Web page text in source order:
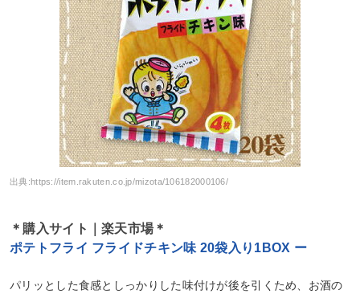
出典:https://item.rakuten.co.jp/mizota/106182000106/
＊購入サイト｜楽天市場＊
ポテトフライ フライドチキン味 20袋入り1BOX ー
パリッとした食感としっかりした味付けが後を引くため、お酒の